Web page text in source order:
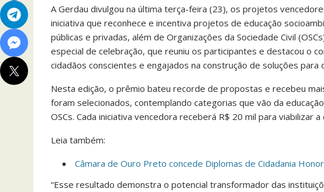
A Gerdau divulgou na última terça-feira (23), os projetos
iniciativa que reconhece e incentiva projetos de educação
públicas e privadas, além de Organizações da Sociedade Civil
especial de celebração, que reuniu os participantes e destacou o
cidadãos conscientes e engajados na construção de soluções para
Nesta edição, o prêmio bateu recorde de propostas e recebeu
foram selecionados, contemplando categorias que vão da
OSCs. Cada iniciativa vencedora receberá R$ 20 mil para viabilizar
Leia também:
Câmara de Ouro Preto concede Diplomas de Cidadania
“Esse resultado demonstra o potencial transformador das